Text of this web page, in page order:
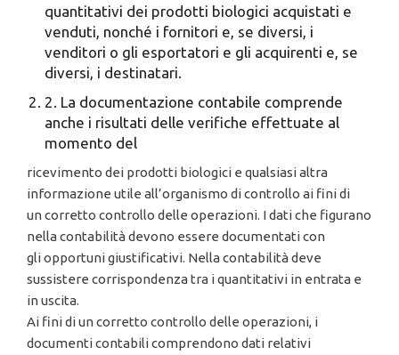
quantitativi dei prodotti biologici acquistati e
venduti, nonché i fornitori e, se diversi, i
venditori o gli esportatori e gli acquirenti e, se
diversi, i destinatari.
2. La documentazione contabile comprende
anche i risultati delle verifiche effettuate al
momento del
ricevimento dei prodotti biologici e qualsiasi altra
informazione utile all’organismo di controllo ai fini di
un corretto controllo delle operazioni. I dati che figurano
nella contabilità devono essere documentati con
gli opportuni giustificativi. Nella contabilità deve
sussistere corrispondenza tra i quantitativi in entrata e
in uscita.
Ai fini di un corretto controllo delle operazioni, i
documenti contabili comprendono dati relativi